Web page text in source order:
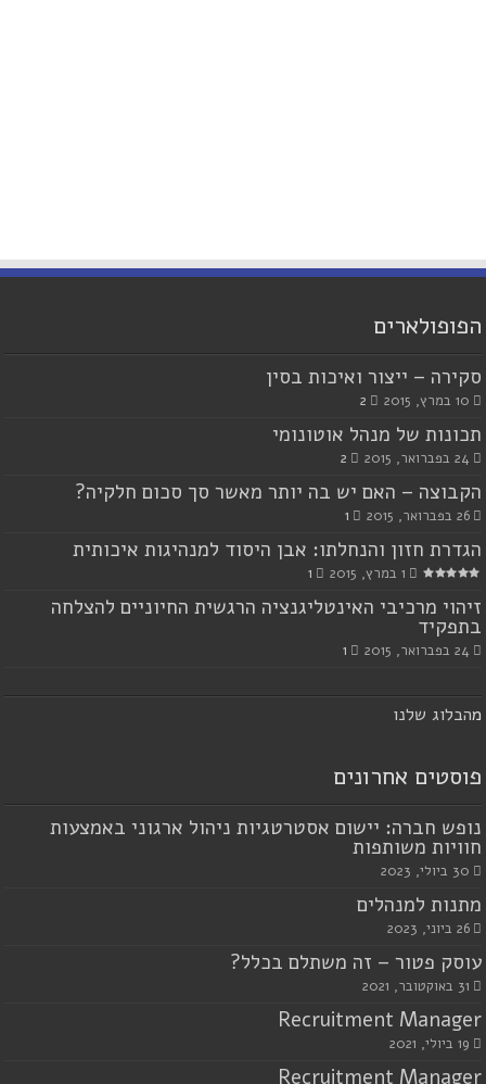
הפופולארים
סקירה – ייצור ואיכות בסין
10 במרץ, 2015 2
תכונות של מנהל אוטונומי
24 בפברואר, 2015 2
הקבוצה – האם יש בה יותר מאשר סך סכום חלקיה?
26 בפברואר, 2015 1
הגדרת חזון והנחלתו: אבן היסוד למנהיגות איכותית
1 במרץ, 2015 1
זיהוי מרכיבי האינטליגנציה הרגשית החיוניים להצלחה
בתפקיד
24 בפברואר, 2015 1
מהבלוג שלנו
פוסטים אחרונים
נופש חברה: יישום אסטרטגיות ניהול ארגוני באמצעות
חוויות משותפות
30 ביולי, 2023
מתנות למנהלים
26 ביוני, 2023
עוסק פטור – זה משתלם בכלל?
31 באוקטובר, 2021
Recruitment Manager
19 ביולי, 2021
Recruitment Manager